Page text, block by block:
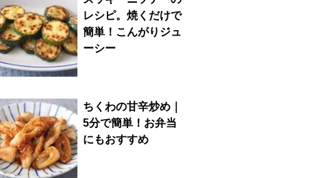
レシピ。焼くだけで
簡単！こんがりジュ
ーシー
ちくわの甘辛炒め｜
5分で簡単！お弁当
にもおすすめ